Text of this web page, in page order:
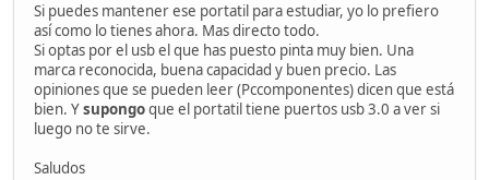
Si puedes mantener ese portatil para estudiar, yo lo prefiero
así como lo tienes ahora. Mas directo todo.
Si optas por el usb el que has puesto pinta muy bien. Una
marca reconocida, buena capacidad y buen precio. Las
opiniones que se pueden leer (Pccomponentes) dicen que está
bien. Ysupongoque el portatil tiene puertos usb 3.0 a ver si
luego no te sirve.
Saludos